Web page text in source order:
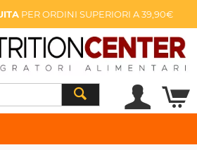
PER ORDINI SUPERIORI A 39,90€